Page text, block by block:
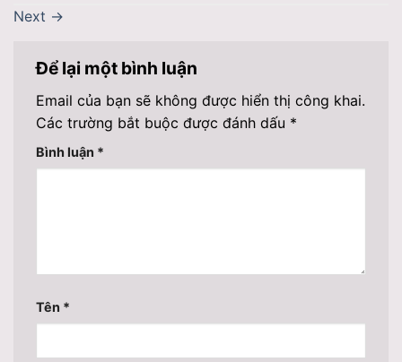
Next →
Để lại một bình luận
Email của bạn sẽ không được hiển thị công khai.
Các trường bắt buộc được đánh dấu *
Bình luận *
Tên *